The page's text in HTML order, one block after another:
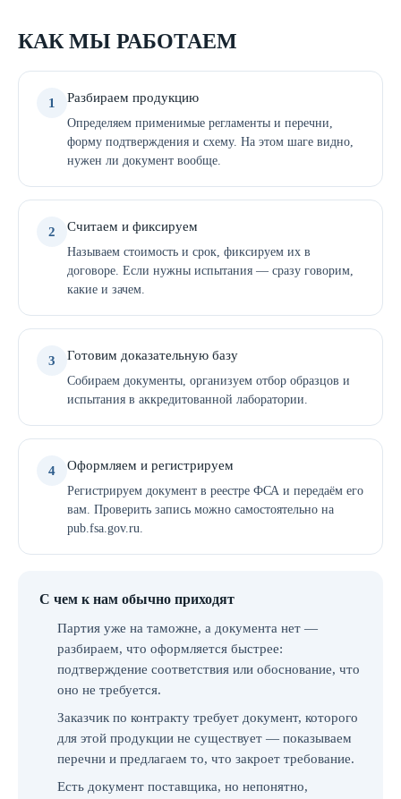
КАК МЫ РАБОТАЕМ
1 Разбираем продукцию
Определяем применимые регламенты и перечни,
форму подтверждения и схему. На этом шаге видно,
нужен ли документ вообще.
2 Считаем и фиксируем
Называем стоимость и срок, фиксируем их в
договоре. Если нужны испытания — сразу говорим,
какие и зачем.
3 Готовим доказательную базу
Собираем документы, организуем отбор образцов и
испытания в аккредитованной лаборатории.
4 Оформляем и регистрируем
Регистрируем документ в реестре ФСА и передаём его
вам. Проверить запись можно самостоятельно на
pub.fsa.gov.ru.
С чем к нам обычно приходят
Партия уже на таможне, а документа нет —
разбираем, что оформляется быстрее:
подтверждение соответствия или обоснование, что
оно не требуется.
Заказчик по контракту требует документ, которого
для этой продукции не существует — показываем
перечни и предлагаем то, что закроет требование.
Есть документ поставщика, но непонятно,